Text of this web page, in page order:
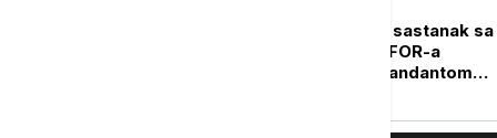
Radojević održao sastanak sa
predstavnicima KFOR-a
predvođenih komandantom